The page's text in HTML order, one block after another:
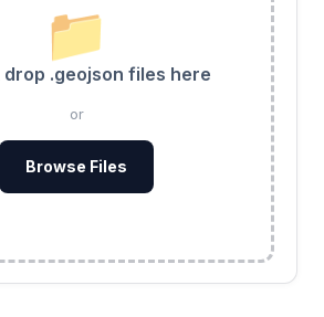
📁
drop .geojson files here
or
Browse Files